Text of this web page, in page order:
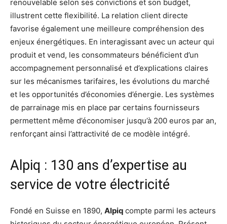
renouvelable selon ses convictions et son budget,
illustrent cette flexibilité. La relation client directe
favorise également une meilleure compréhension des
enjeux énergétiques. En interagissant avec un acteur qui
produit et vend, les consommateurs bénéficient d’un
accompagnement personnalisé et d’explications claires
sur les mécanismes tarifaires, les évolutions du marché
et les opportunités d’économies d’énergie. Les systèmes
de parrainage mis en place par certains fournisseurs
permettent même d’économiser jusqu’à 200 euros par an,
renforçant ainsi l’attractivité de ce modèle intégré.
Alpiq : 130 ans d’expertise au
service de votre électricité
Fondé en Suisse en 1890, Alpiq compte parmi les acteurs